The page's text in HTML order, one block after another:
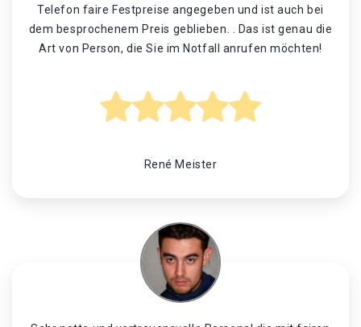
Telefon faire Festpreise angegeben und ist auch bei
dem besprochenem Preis geblieben. . Das ist genau die
Art von Person, die Sie im Notfall anrufen möchten!
René Meister